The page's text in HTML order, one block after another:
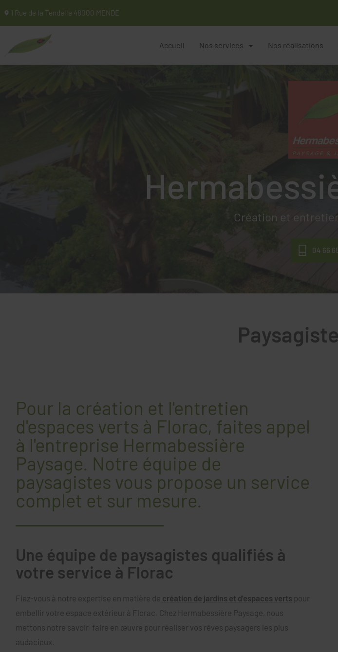
1 Rue de la Tendelle 48000 MENDE
Création et
04 66
Accueil Nos services Nos réalisations
Pour la création et l'entretien
d'espaces verts à Florac, faites appel
à l'entreprise Hermabessière
Paysage. Notre équipe de
paysagistes vous propose un service
complet et sur mesure.
Une équipe de paysagistes qualifiés à
votre service à Florac
Fiez-vous à notre expertise en matière de création de jardins et d'espaces verts pour
embellir votre espace extérieur à Florac. Chez Hermabessière Paysage, nous
mettons notre savoir-faire en œuvre pour réaliser vos rêves paysagers les plus
audacieux.